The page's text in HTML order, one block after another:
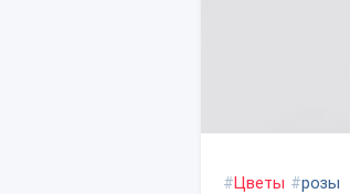
#Цветы #розы